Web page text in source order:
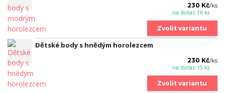
230 Kč/ks
na dotaz 16 ks
Zvolit variantu
Dětské body s hnědým horolezcem
230 Kč/ks
na dotaz 15 ks
Zvolit variantu